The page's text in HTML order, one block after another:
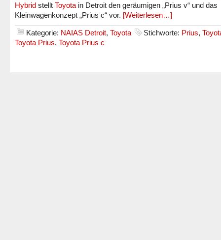
Hybrid stellt Toyota in Detroit den geräumigen „Prius v“ und das
Kleinwagenkonzept „Prius c“ vor. [Weiterlesen…]
Kategorie: NAIAS Detroit, Toyota Stichworte: Prius,
Toyota Prius, Toyota Prius c